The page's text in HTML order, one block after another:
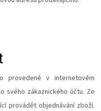
provedené v internetovém
svého zákaznického účtu. Ze
provádět objednávání zboží.